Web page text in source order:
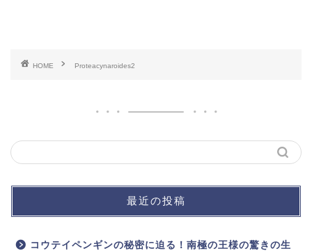
HOME Proteacynaroides2
最近の投稿
コウテイペンギンの秘密に迫る！南極の王様の驚きの生